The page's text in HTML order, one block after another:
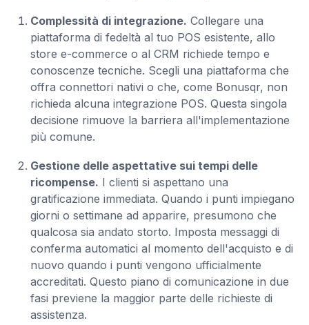
Complessità di integrazione. Collegare una
piattaforma di fedeltà al tuo POS esistente, allo
store e-commerce o al CRM richiede tempo e
conoscenze tecniche. Scegli una piattaforma che
offra connettori nativi o che, come Bonusqr, non
richieda alcuna integrazione POS. Questa singola
decisione rimuove la barriera all'implementazione
più comune.
Gestione delle aspettative sui tempi delle
ricompense. I clienti si aspettano una
gratificazione immediata. Quando i punti impiegano
giorni o settimane ad apparire, presumono che
qualcosa sia andato storto. Imposta messaggi di
conferma automatici al momento dell'acquisto e di
nuovo quando i punti vengono ufficialmente
accreditati. Questo piano di comunicazione in due
fasi previene la maggior parte delle richieste di
assistenza.